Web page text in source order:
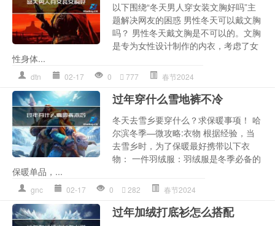
以下围绕“冬天男人穿女装文胸好吗”主
题解决网友的困惑 男性冬天可以戴文胸
吗？ 男性冬天戴文胸是不可以的。文胸
是专为女性设计制作的内衣，考虑了女
性身体...
dtn 02-17 0 777 春节2024
过年穿什么雪地裤不冷
冬天去雪乡要穿什么？求保暖事项！ 哈
尔滨冬季—微攻略:衣物 根据经验，当
去雪乡时，为了保暖最好携带以下衣
物： 一件羽绒服：羽绒服是冬季必备的
保暖单品，...
gnc 02-17 0 282 春节2024
过年加绒打底衫怎么搭配